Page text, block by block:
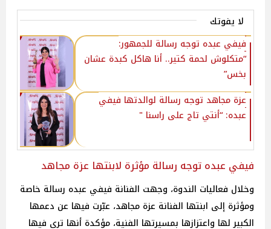
لا يفوتك
فيفي عبده توجه رسالة للجمهور:
“متكلوش لحمة كتير.. أنا هاكل كبدة عشان
بخس”
عزة مجاهد توجه رسالة لوالدتها فيفي
عبده: “أنتي تاج على راسنا "
فيفي عبده توجه رسالة مؤثرة لابنتها عزة مجاهد
وخلال فعاليات الندوة، وجهت الفنانة فيفي عبده رسالة خاصة
ومؤثرة إلى ابنتها الفنانة عزة مجاهد، عبّرت فيها عن دعمها
الكبير لها واعتزازها بمسيرتها الفنية، مؤكدة أنها ترى فيها